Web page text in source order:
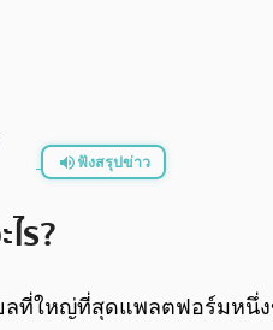
ฟังสรุปข่าว
ร?
ที่ใหญ่ที่สุดแพลตฟอร์มหนึ่ง